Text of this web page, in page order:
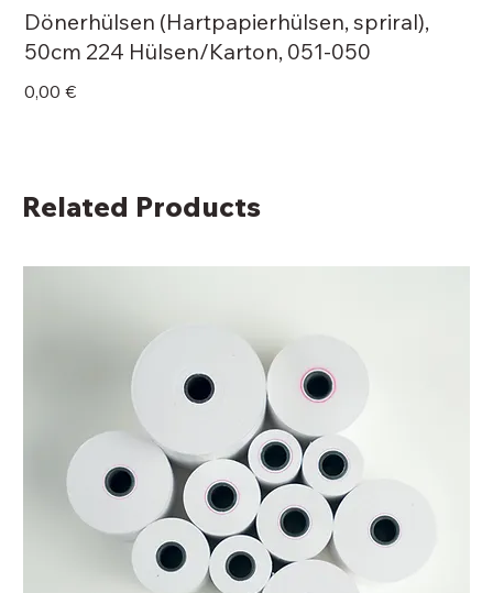
Dönerhülsen (Hartpapierhülsen, spriral),
50cm 224 Hülsen/Karton, 051-050
Price
0,00 €
Related Products